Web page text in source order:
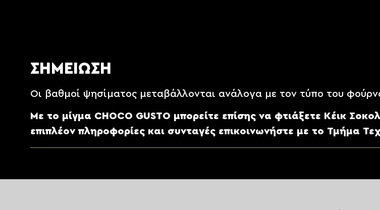
ΣΗΜΕΙΩΣΗ
Οι βαθμοί ψησίματος μεταβάλλονται ανάλογα με τον τύπο του
Με το μίγμα CHOCO GUSTO μπορείτε επίσης να φτιάξετε Κέικ
επιπλέον πληροφορίες και συνταγές επικοινωνήστε με το Τμήμα